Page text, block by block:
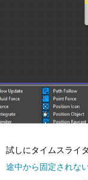
試しにタイムスライ
途中から固定されな